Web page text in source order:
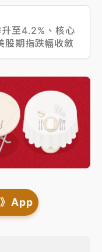
至4.2%、核心
期指跌幅收斂
App